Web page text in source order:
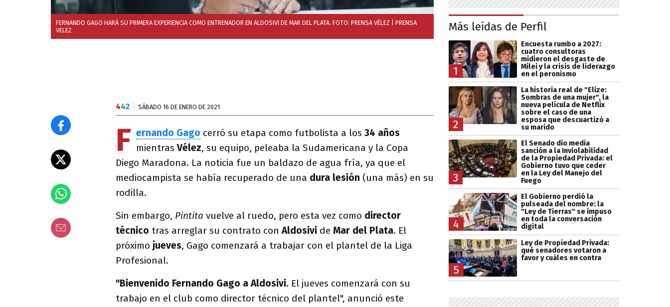
FERNANDO GAGO HARÁ SU PRIMERA EXPERIENCIA COMO ENTRENADOR EN ALDOSIVI DE MAR DEL PLATA. FOTO: PRENSA VÉLEZ | PRENSA
VELEZ
442 SÁBADO 16 DE ENERO DE 2021
F ernando Gago cerró su etapa como futbolista a los 34 años
mientrasVélez, su equipo, peleaba la Sudamericana y la Copa
Diego Maradona. La noticia fue un baldazo de agua fría, ya que el
mediocampista se había recuperado de una dura lesión (una más) en su
rodilla.
Sin embargo, Pintita vuelve al ruedo, pero esta vez como director
técnico tras arreglar su contrato conAldosivi de Mar del Plata. El
próximo jueves, Gago comenzará a trabajar con el plantel de la Liga
Profesional.
"Bienvenido Fernando Gago a Aldosivi. El jueves comenzará con su
trabajo en el club como director técnico del plantel", anunció este
Más leídas de Perfil
1
Encuesta rumbo a 2027:
cuatro consultoras
midieron el desgaste de
Milei y la crisis de liderazgo
en el peronismo
2
La historia real de "Elize:
Sombras de una mujer", la
nueva película de Netflix
sobre el caso de una
esposa que descuartizó a
su marido
3
El Senado dio media
sanción a la Inviolabilidad
de la Propiedad Privada: el
Gobierno tuvo que ceder
en la Ley del Manejo del
Fuego
4
El Gobierno perdió la
pulseada del nombre: la
"Ley de Tierras" se impuso
en toda la conversación
digital
5
Ley de Propiedad Privada:
qué senadores votaron a
favor y cuáles en contra